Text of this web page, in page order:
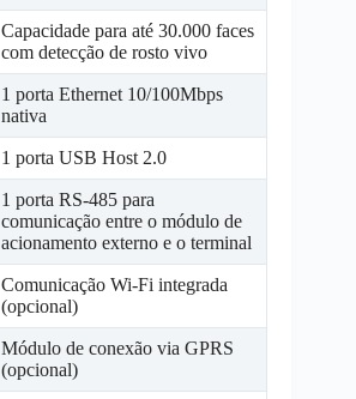
Capacidade para até 30.000 faces
com detecção de rosto vivo
1 porta Ethernet 10/100Mbps
nativa
1 porta USB Host 2.0
1 porta RS-485 para
comunicação entre o módulo de
acionamento externo e o terminal
Comunicação Wi-Fi integrada
(opcional)
Módulo de conexão via GPRS
(opcional)